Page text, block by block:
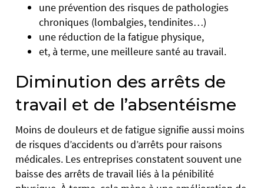
une prévention des risques de pathologies
chroniques (lombalgies, tendinites…)
une réduction de la fatigue physique,
et, à terme, une meilleure santé au travail.
Diminution des arrêts de
travail et de l’absentéisme
Moins de douleurs et de fatigue signifie aussi moins
de risques d’accidents ou d’arrêts pour raisons
médicales. Les entreprises constatent souvent une
baisse des arrêts de travail liés à la pénibilité